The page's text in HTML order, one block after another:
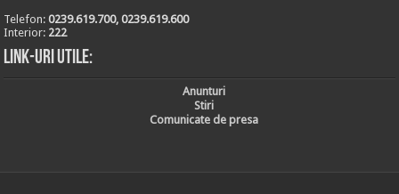
Telefon:0239.619.700, 0239.619.600
Interior: 222
Link-uri utile:
Anunturi
Stiri
Comunicate de presa